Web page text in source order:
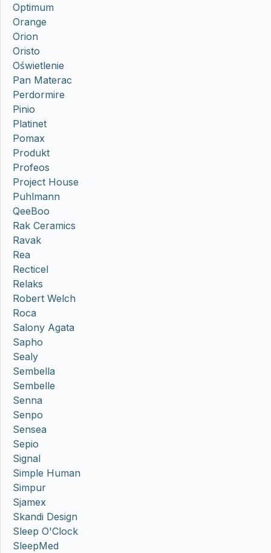
Optimum
Orange
Orion
Oristo
Oświetlenie
Pan Materac
Perdormire
Pinio
Platinet
Pomax
Produkt
Profeos
Project House
Puhlmann
QeeBoo
Rak Ceramics
Ravak
Rea
Recticel
Relaks
Robert Welch
Roca
Salony Agata
Sapho
Sealy
Sembella
Sembelle
Senna
Senpo
Sensea
Sepio
Signal
Simple Human
Simpur
Sjamex
Skandi Design
Sleep O'Clock
SleepMed